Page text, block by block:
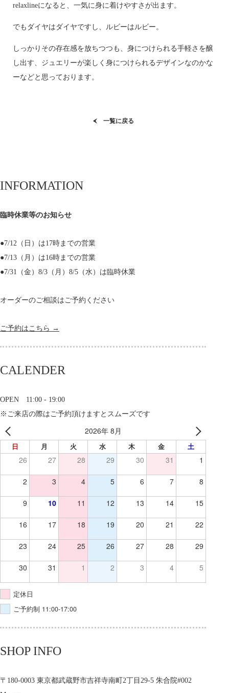
relaxlineになると、一気に身に着けやすさが出ます。
でもダイヤはダイヤですし、ルビーはルビー。
しっかりその存在感を放ちつつも、身につけられる手軽さを醸
し出す、ジュエリーが楽しく身につけられるデザインなのかな
ーなどと思っております。
一覧に戻る
INFORMATION
臨時休業等のお知らせ
●7/12（日）は17時までの営業
●7/13（月）は16時までの営業
●7/31（金）8/3（月）8/5（水）は臨時休業
オーダーのご相談はご予約ください
ご予約はこちら →
CALENDER
OPEN 11:00 - 19:00
※ご来店の際はご予約頂けますとスムーズです
2026年 8月
日 月 火 水 木 金 土
26 27 28 29 30 31 1
2 3 4 5 6 7 8
9 10 11 12 13 14 15
16 17 18 19 20 21 22
23 24 25 26 27 28 29
30 31 1 2 3 4 5
定休日
ご予約制 11:00-17:00
SHOP INFO
〒180-0003 東京都武蔵野市吉祥寺南町2丁目29-5 朱合院#002